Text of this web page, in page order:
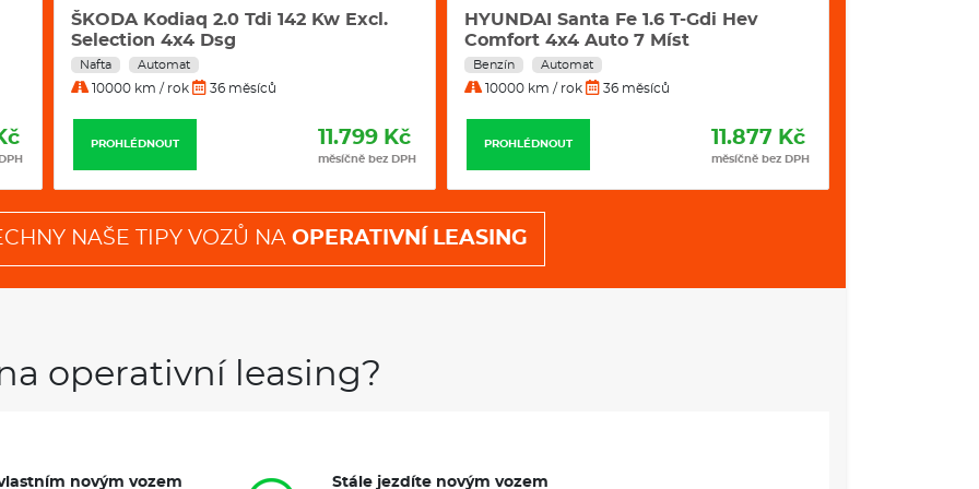
HYUNDAI Santa Fe 1.6 T-Gdi Hev
Comfort 4x4 Auto 7 Míst
Benzín Automat
10000 km / rok 36 měsíců
PROHLÉDNOUT 11.877 Kč
měsíčně bez DPH
Škoda Karoq Selection 1,5 TSI 110 kW
DSG
Benzín Automat
10000 km / rok 36 měsíců
PROHLÉDNOUT 7.990 Kč
měsíčně bez DPH
NAŠE TIPY VOZŮ NA OPERATIVNÍ LEASING
operativní leasing?
novým vozem Stále jezdíte novým vozem